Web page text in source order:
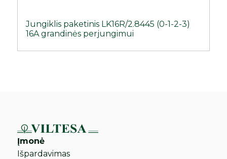
Jungiklis paketinis LK16R/2.8445 (0-1-2-3)
16A grandinės perjungimui
Įmonė
Išpardavimas